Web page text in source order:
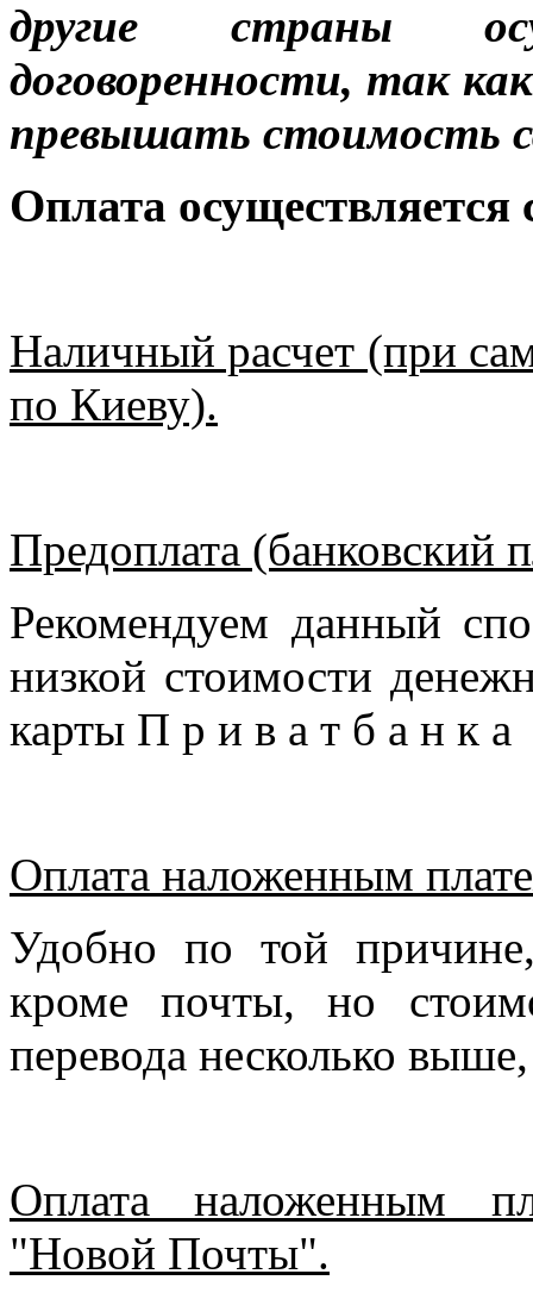
другие страны
договоренности, так
превышать стоимость
Оплата
Наличный расчет (при
по Киеву).
Предоплата (банковский
Рекомендуем данный
низкой стоимости
карты П р и в а т б а н к
Оплата наложенным
Удобно по той
кроме почты, но
перевода несколько
Оплата наложенным
"Новой Почты".